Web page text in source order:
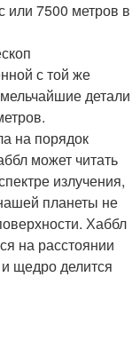
или 7500 метров в
с той же
детали
на порядок
может читать
излучения,
планеты не
Хаббл
на расстоянии
щедро делится